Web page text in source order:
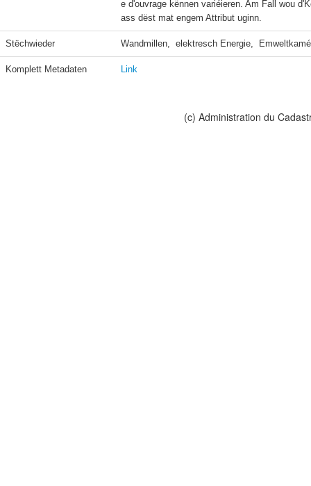
e d'ouvrage kënnen variéieren. Am Fall wou
ass dëst mat engem Attribut uginn.
Stëchwieder Wandmillen,  elektresch Energie,
Komplett Metadaten Link
(c) Administration du